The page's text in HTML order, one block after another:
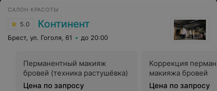
САЛОН КРАСОТЫ
5.0 Континент
Брест, ул. Гоголя, 61 до 20:00
Перманентный макияж
бровей (техника растушёвка)
Цена по запросу
Коррекция
макияжа бровей
Цена по запросу